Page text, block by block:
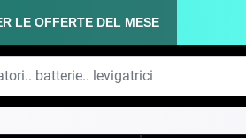
LE OFFERTE DEL MESE